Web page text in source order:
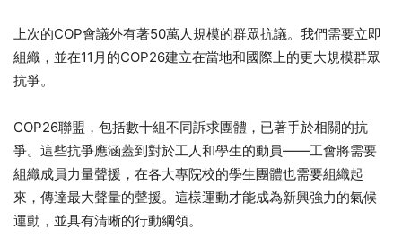
上次的COP會議外有著50萬人規模的群眾抗議。我們需要立即
組織，並在11月的COP26建立在當地和國際上的更大規模群眾
抗爭。
COP26聯盟，包括數十組不同訴求團體，已著手於相關的抗
爭。這些抗爭應涵蓋到對於工人和學生的動員——工會將需要
組織成員力量聲援，在各大專院校的學生團體也需要組織起
來，傳達最大聲量的聲援。這樣運動才能成為新興強力的氣候
運動，並具有清晰的行動綱領。